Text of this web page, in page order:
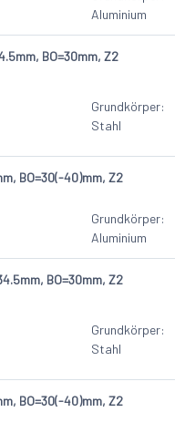
Aluminium
BO=30mm, Z2
Grundkörper:
Stahl
BO=30(-40)mm, Z2
Grundkörper:
Aluminium
BO=30mm, Z2
Grundkörper:
Stahl
BO=30(-40)mm, Z2